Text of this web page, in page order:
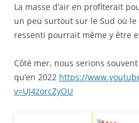
La masse d’air en profiterait
un peu surtout sur le Sud où
ressenti pourrait même y être
Côté mer, nous serions
qu’en 2022 https://
v=UJ4zorcZyOU